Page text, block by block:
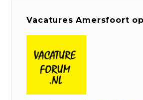
Vacatures Amersfoort